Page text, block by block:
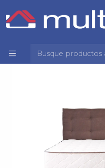
Inicio Dormitorio
Cama Eurobox 2Pl Bn
Spomo